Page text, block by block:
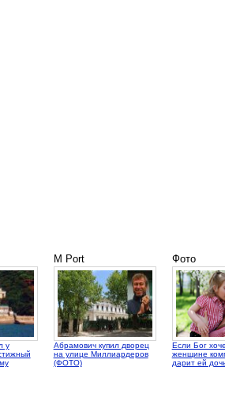
у
M Port
Абрамович купил дворец
на улице Миллиардеров
(ФОТО)
Фото
Если Бог
женщине
дарит ей